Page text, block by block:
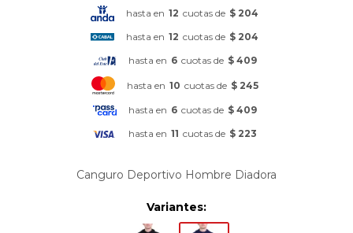
hasta en 12 cuotas de $ 204
hasta en 12 cuotas de $ 204
hasta en 6 cuotas de $ 409
hasta en 10 cuotas de $ 245
hasta en 6 cuotas de $ 409
hasta en 11 cuotas de $ 223
Canguro Deportivo Hombre Diadora
Variantes: